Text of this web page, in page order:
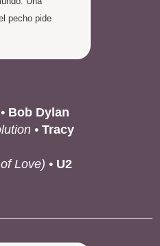
pecho pide
Bob Dylan
• Tracy
Love) • U2